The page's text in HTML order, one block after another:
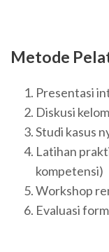
Metode
Presentasi
Diskusi
Studi kasus
Latihan
kompetensi)
Workshop
Evaluasi